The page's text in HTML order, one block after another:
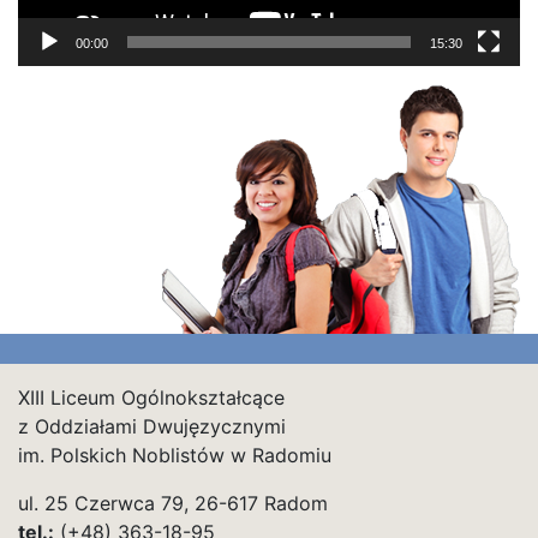
00:00 15:30
XIII Liceum Ogólnokształcące
z Oddziałami Dwujęzycznymi
im. Polskich Noblistów w Radomiu
ul. 25 Czerwca 79, 26-617 Radom
tel.: (+48) 363-18-95